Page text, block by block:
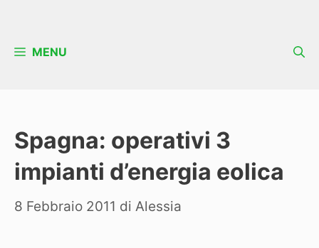
MENU
Spagna: operativi 3
impianti d’energia eolica
8 Febbraio 2011 di Alessia